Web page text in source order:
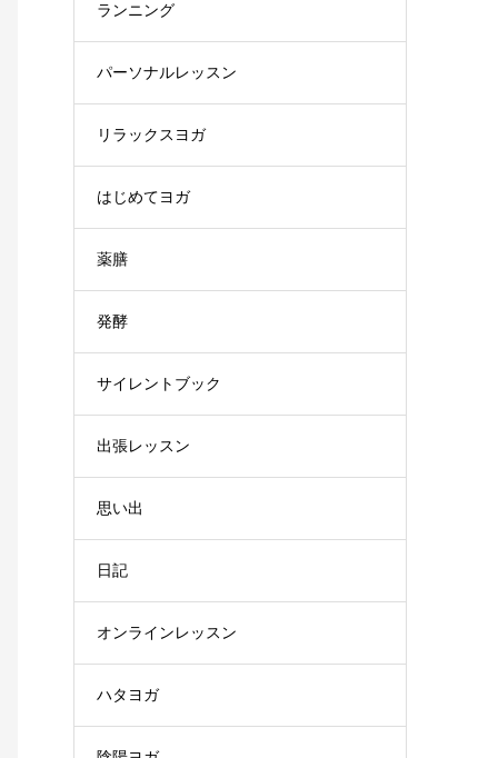
ランニング
パーソナルレッスン
リラックスヨガ
はじめてヨガ
薬膳
発酵
サイレントブック
出張レッスン
思い出
日記
オンラインレッスン
ハタヨガ